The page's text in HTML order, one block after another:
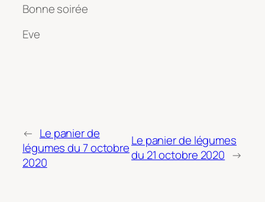
Bonne soirée
Eve
← Le panier de
légumes du 7 octobre
2020
Le panier de légumes
du 21 octobre 2020 →